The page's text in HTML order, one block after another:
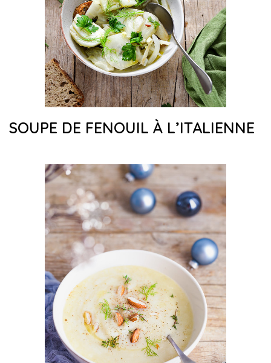
SOUPE DE FENOUIL À L’ITALIENNE